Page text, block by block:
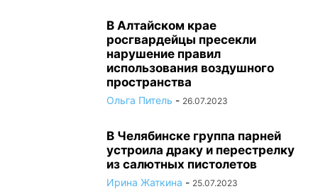
В Алтайском крае
росгвардейцы пресекли
нарушение правил
использования воздушного
пространства
Ольга Питель - 26.07.2023
В Челябинске группа парней
устроила драку и перестрелку
из салютных пистолетов
Ирина Жаткина - 25.07.2023